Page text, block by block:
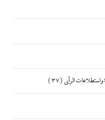
واستطلاعات الرأى (37)